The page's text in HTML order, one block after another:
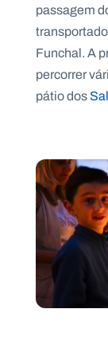
passagem
Funchal. A
percorrer
pátio dos